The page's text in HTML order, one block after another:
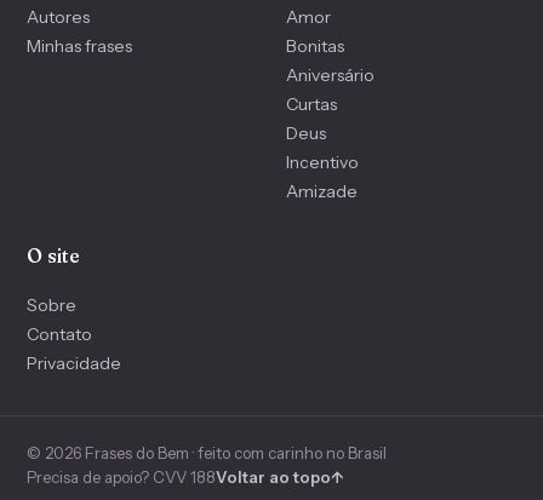
Autores
Minhas frases
Amor
Bonitas
Aniversário
Curtas
Deus
Incentivo
Amizade
O site
Sobre
Contato
Privacidade
© 2026 Frases do Bem · feito com carinho no Brasil
Precisa de apoio? CVV 188Voltar ao topo↑